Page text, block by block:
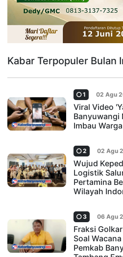
Kabar Terpopuler Bulan
1 02 Agu
Viral Video
Banyuwangi
Imbau
2 02 Agu
Wujud
Logistik
Pertamina
Wilayah
3 06 Agu
Fraksi
Soal
Pemkab